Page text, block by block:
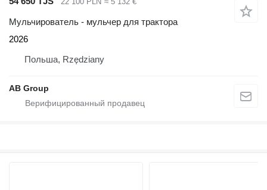
Мульчирователь - мульчер для трактора
2026
Польша, Rzędziany
AB Group